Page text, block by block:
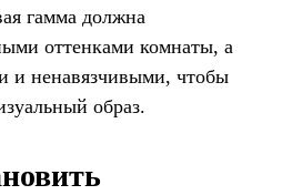
гамма должна
оттенками комнаты, а
ненавязчивыми, чтобы
образ.